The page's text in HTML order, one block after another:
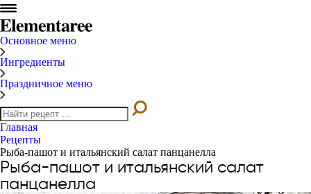
Основное меню
Ингредиенты
Праздничное меню
Главная
Рецепты
Рыба-пашот и итальянский салат панцанелла
Рыба-пашот и итальянский салат
панцанелла